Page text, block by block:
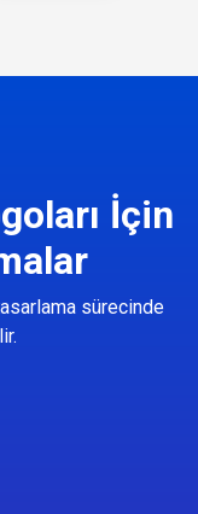
İçin
sürecinde